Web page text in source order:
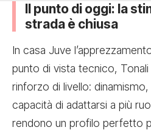
Il punto di oggi: la
strada è chiusa
In casa Juve
punto di vista tecnico,
rinforzo di livello:
capacità di adattarsi a più
rendono un profilo perfetto